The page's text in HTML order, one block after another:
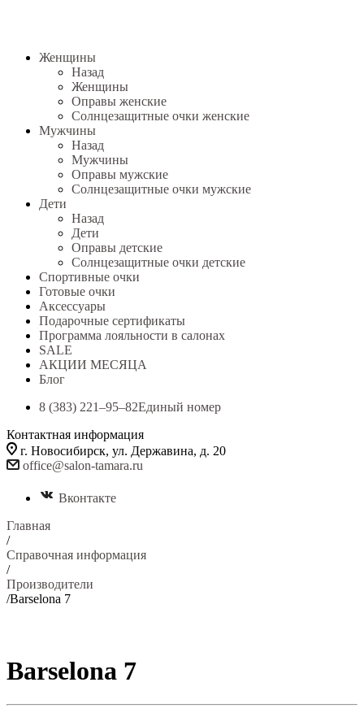
Женщины
Назад
Женщины
Оправы женские
Солнцезащитные очки женские
Мужчины
Назад
Мужчины
Оправы мужские
Солнцезащитные очки мужские
Дети
Назад
Дети
Оправы детские
Солнцезащитные очки детские
Спортивные очки
Готовые очки
Аксессуары
Подарочные сертификаты
Программа лояльности в салонах
SALE
АКЦИИ МЕСЯЦА
Блог
8 (383) 221‒95‒82Единый номер
Контактная информация
г. Новосибирск, ул. Державина, д. 20
office@salon-tamara.ru
Вконтакте
Главная
/
Справочная информация
/
Производители
/Barselona 7
Barselona 7